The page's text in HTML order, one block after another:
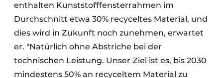
enthalten Kunststofffensterrahmen im
Durchschnitt etwa 30% recyceltes Material, und
dies wird in Zukunft noch zunehmen, erwartet
er. "Natürlich ohne Abstriche bei der
technischen Leistung. Unser Ziel ist es, bis 2030
mindestens 50% an recyceltem Material zu